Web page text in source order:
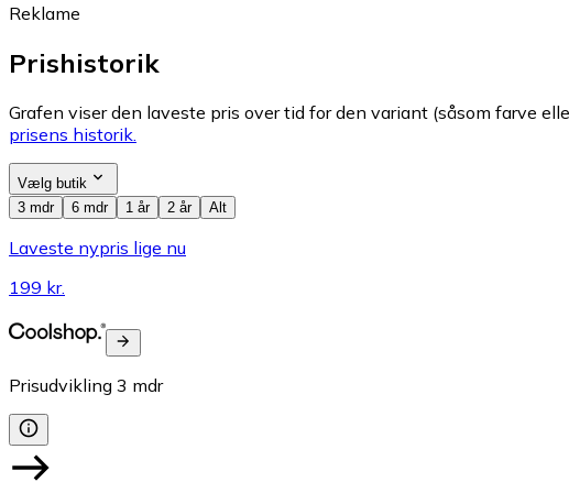
Reklame
Prishistorik
Grafen viser den laveste pris over tid for den variant (såsom farve
prisens historik.
Vælg butik
3 mdr
6 mdr 1 år 2 år Alt
Laveste nypris lige nu
199 kr.
Prisudvikling 3 mdr